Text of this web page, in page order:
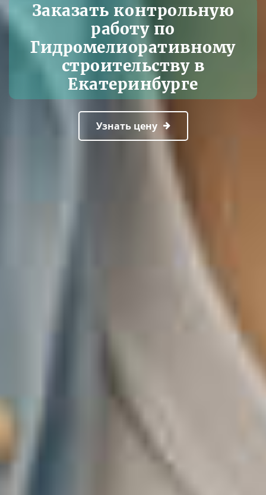
Заказать контрольную
работу по
Гидромелиоративному
строительству в
Екатеринбурге
Узнать цену